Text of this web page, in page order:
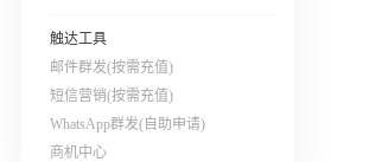
触达工具
邮件群发(按需充值)
短信营销(按需充值)
WhatsApp群发(自助申请)
商机中心